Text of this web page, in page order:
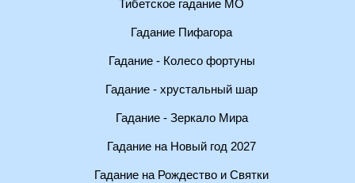
Тибетское гадание МО
Гадание Пифагора
Гадание - Колесо фортуны
Гадание - хрустальный шар
Гадание - Зеркало Мира
Гадание на Новый год 2027
Гадание на Рождество и Святки